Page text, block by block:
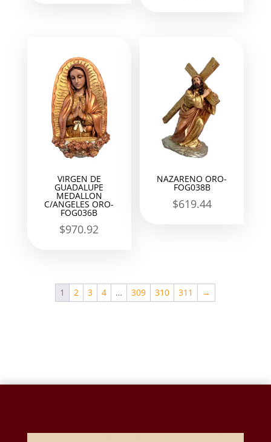
VIRGEN DE
GUADALUPE
MEDALLON
C/ANGELES ORO-
FOG036B
$970.92
NAZARENO ORO-
FOG038B
$619.44
1 2 3 4 … 309 310 311 →